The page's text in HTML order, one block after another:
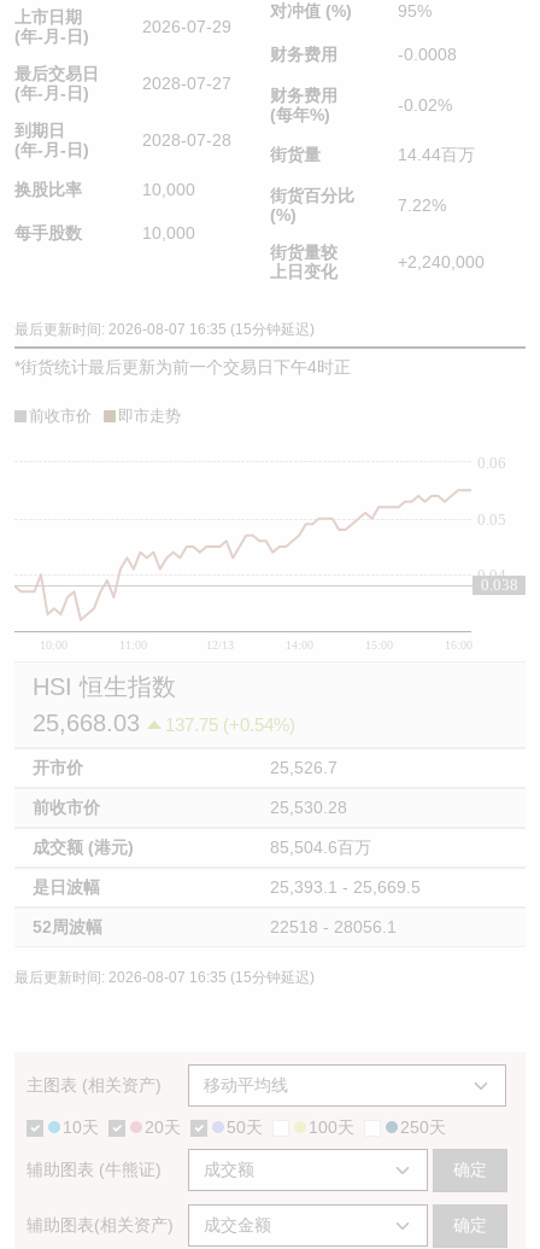
上市日期
(年-月-日)
2026-07-29
最后交易日
(年-月-日)
2028-07-27
到期日
(年-月-日)
2028-07-28
换股比率 10,000
每手股数 10,000
对冲值 (%) 95%
财务费用 -0.0008
财务费用
(每年%)
-0.02%
街货量 14.44百万
街货百分比
(%)
7.22%
街货量较
上日变化
+2,240,000
最后更新时间: 2026-08-07 16:35 (15分钟延迟)
*街货统计最后更新为前一个交易日下午4时正
前收市价 即市走势
10:00 11:00 12/13 14:00 15:00 16:00
0.04
0.05
0.06
0.038
HSI 恒生指数
25,668.03
137.75 (+0.54%)
开市价 25,526.7
前收市价 25,530.28
成交额 (港元) 85,504.6百万
是日波幅 25,393.1 - 25,669.5
52周波幅 22518 - 28056.1
最后更新时间: 2026-08-07 16:35 (15分钟延迟)
主图表 (相关资产)
10天 20天 50天 100天 250天
辅助图表 (牛熊证) 确定
辅助图表(相关资产) 确定